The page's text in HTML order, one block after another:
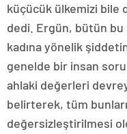
küçücük ülkemizi bile
dedi. Ergün, bütün
kadına yönelik
genelde bir insan
ahlaki değerleri
belirterek, tüm
değersizleştirilmesi